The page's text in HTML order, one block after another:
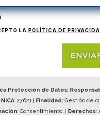
LA POLÍTICA DE
Protección de Datos:
NICA: 27621| Finalidad: Gestión de
: Consentimiento. | Derechos: